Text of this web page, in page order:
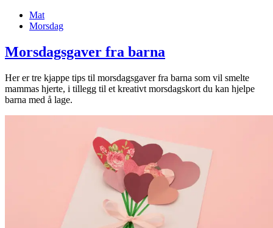
Mat
Morsdag
Morsdagsgaver fra barna
Her er tre kjappe tips til morsdagsgaver fra barna som vil smelte
mammas hjerte, i tillegg til et kreativt morsdagskort du kan hjelpe
barna med å lage.